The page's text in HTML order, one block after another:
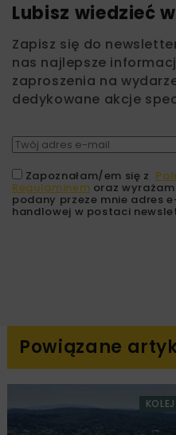
Lubisz wiedzieć
Zapisz się do
nas najlepsze
zaproszenia na
dedykowane akcje
Zapoznałam/em się z
Regulaminem oraz
podany przeze mnie adres
handlowej w postaci
Powiązane
KOLEJ